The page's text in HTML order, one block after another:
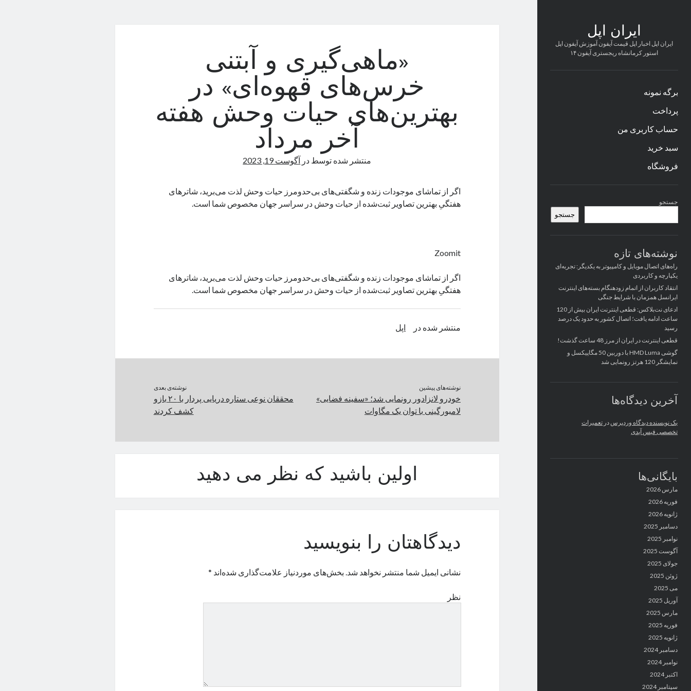
ایران اپل
ایران اپل اخبار اپل قیمت آیفون آموزش آیفون اپل
استور کرمانشاه ریجستری آیفون ۱۴
برگه نمونه
پرداخت
حساب کاربری من
سبد خرید
فروشگاه
کناری
جستجو
جستجو
نوشته‌های تازه
راه‌های اتصال موبایل و کامپیوتر به یکدیگر: تجربه‌ای
یکپارچه و کاربردی
انتقاد کاربران از اتمام زودهنگام بسته‌های اینترنت
ایرانسل همزمان با شرایط جنگی
ادعای نت‌بلاکس: قطعی اینترنت ایران بیش از 120
ساعت ادامه یافت؛ اتصال کشور به حدود یک درصد
رسید
قطعی اینترنت در ایران از مرز 48 ساعت گذشت!
گوشی HMD Luma با دوربین 50 مگاپیکسل و
نمایشگر 120 هرتز رونمایی شد
آخرین دیدگاه‌ها
یک نویسنده دیدگاه وردپرس در تعمیرات
تخصصی فیس آیدی
بایگانی‌ها
مارس 2026
فوریه 2026
ژانویه 2026
دسامبر 2025
نوامبر 2025
آگوست 2025
جولای 2025
ژوئن 2025
می 2025
آوریل 2025
مارس 2025
فوریه 2025
ژانویه 2025
دسامبر 2024
نوامبر 2024
اکتبر 2024
سپتامبر 2024
«ماهی‌گیری و آبتنی
خرس‌های قهوه‌ای» در
بهترین‌های حیات وحش هفته‌
آخر مرداد
منتشر شده توسط در آگوست 19, 2023
اگر از تماشای موجودات زنده و شگفتی‌های بی‌حدومرز حیات وحش لذت می‌برید، شاترهای
هفتگیِ بهترین تصاویر ثبت‌شده از حیات وحش در سراسر جهان مخصوص شما است.
Zoomit
اگر از تماشای موجودات زنده و شگفتی‌های بی‌حدومرز حیات وحش لذت می‌برید، شاترهای
هفتگیِ بهترین تصاویر ثبت‌شده از حیات وحش در سراسر جهان مخصوص شما است.
منتشر شده در اپل
نوشته‌های پیشین
خودرو لانزادور رونمایی شد؛ «سفینه فضایی»
لامبورگینی با توان یک مگاوات
نوشته‌ی بعدی
محققان نوعی ستاره دریایی پردار با ۲۰ بازو
کشف کردند
اولین باشید که نظر می دهید
دیدگاهتان را بنویسید
نشانی ایمیل شما منتشر نخواهد شد. بخش‌های موردنیاز علامت‌گذاری شده‌اند *
نظر